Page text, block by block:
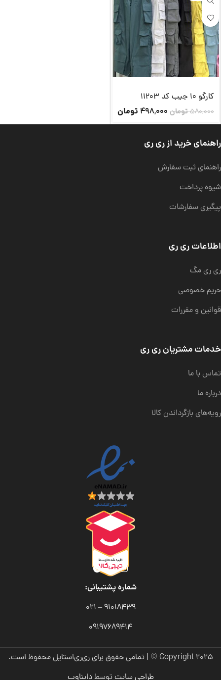
کارگو 10 جیب کد 11203
580,000تومان 498,000 تومان
راهنمای خرید از ری ری
راهنمای ثبت سفارش
شیوه پرداخت
پیگیری سفارشات
اطلاعات ری ری
ری ری مگ
حریم خصوصی
قوانین و مقررات
خدمات مشتریان ری ری
تماس با ما
درباره ما
رویه‌های بازگرداندن کالا
شماره پشتیبانی:
91018439 – 021
09197689414
Copyright 2025 © | تمامی حقوق برای ری‌ری‌استایل محفوظ است.
طراحی سایتتوسطدایناوب